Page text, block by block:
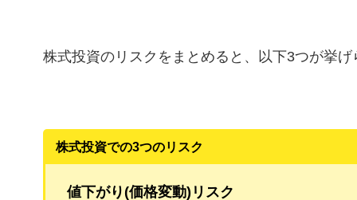
株式投資のリスクをまとめると、以下3つが挙げ
株式投資での3つのリスク
値下がり(価格変動)リスク